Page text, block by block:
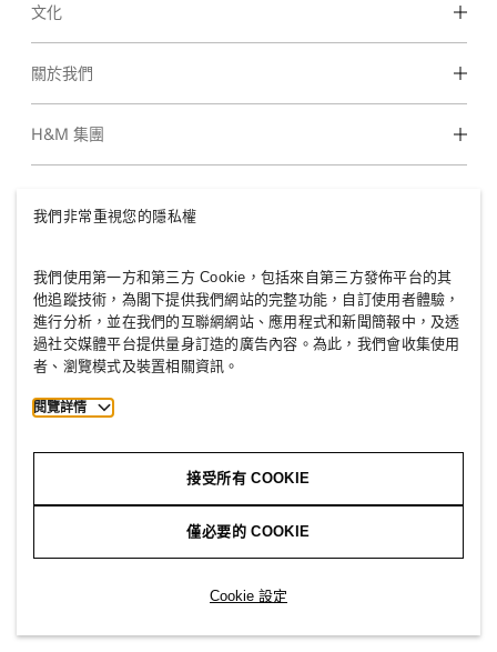
發現我們的工作領域
文化
我們的文化和福利
關於我們
我們是誰
H&M 集團
HONG KONG
最新消息
Cookies
2026 H & M Hennes and Mauritz AB.
我們非常重視您的隱私權
我們使用第一方和第三方 Cookie，包括來自第三方發佈平台的其
他追蹤技術，為閣下提供我們網站的完整功能，自訂使用者體驗，
進行分析，並在我們的互聯網網站、應用程式和新聞簡報中，及透
過社交媒體平台提供量身訂造的廣告內容。為此，我們會收集使用
者、瀏覽模式及裝置相關資訊。
閱覽詳情
接受所有 COOKIE
僅必要的 COOKIE
Cookie 設定